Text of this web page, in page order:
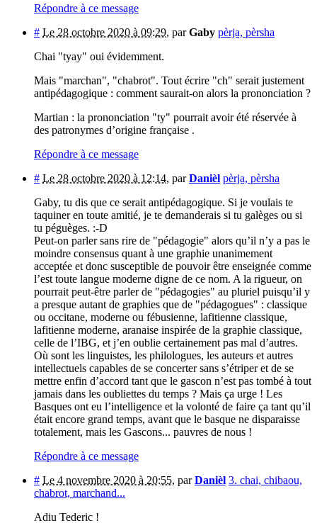
Répondre à ce message
# Le 28 octobre 2020 à 09:29, parGaby pèrja, pèrsha
Chai "tyay" oui évidemment.
Mais "marchan", "chabrot". Tout écrire "ch" serait justement
antipédagogique : comment saurait-on alors la prononciation ?
Martian : la prononciation "ty" pourrait avoir été réservée à
des patronymes d’origine française .
Répondre à ce message
# Le 28 octobre 2020 à 12:14, parDanièl pèrja, pèrsha
Gaby, tu dis que ce serait antipédagogique. Si je voulais te
taquiner en toute amitié, je te demanderais si tu galèges ou si
tu péguèges. :-D
Peut-on parler sans rire de "pédagogie" alors qu’il n’y a pas le
moindre consensus quant à une graphie unanimement
acceptée et donc susceptible de pouvoir être enseignée comme
l’est toute langue moderne digne de ce nom. A la rigueur, on
pourrait peut-être parler de "pédagogies" au pluriel puisqu’il y
a presque autant de graphies que de "pédagogues" : classique
ou occitane, moderne ou fébusienne, lafitienne classique,
lafitienne moderne, aranaise inspirée de la graphie classique,
celle de l’IBG, et j’en oublie certainement pas mal d’autres.
Où sont les linguistes, les philologues, les auteurs et autres
intellectuels capables de se concerter sans s’étriper et de se
mettre enfin d’accord tant que le gascon n’est pas tombé à tout
jamais dans les oubliettes du temps ? Mais ça urge ! Les
Basques ont eu l’intelligence et la volonté de faire ça tant qu’il
était encore grand temps, avant que le basque ne disparaisse
totalement, mais les Gascons... pauvres de nous !
Répondre à ce message
# Le 4 novembre 2020 à 20:55, parDanièl 3. chai, chibaou,
chabrot, marchand...
Adiu Tederic !